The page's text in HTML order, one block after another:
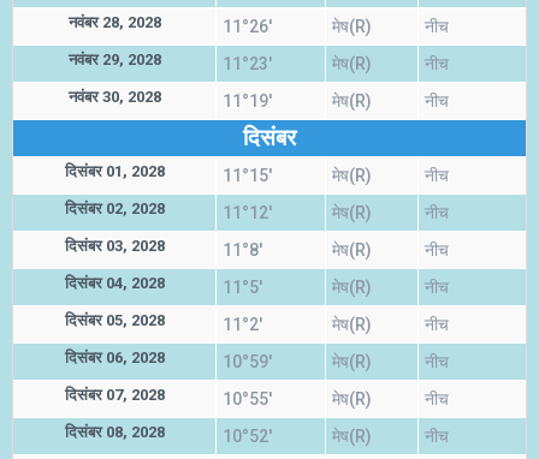
नवंबर 28, 2028 11°26' मेष(R) नीच
नवंबर 29, 2028 11°23' मेष(R) नीच
नवंबर 30, 2028 11°19' मेष(R) नीच
दिसंबर
दिसंबर 01, 2028 11°15' मेष(R) नीच
दिसंबर 02, 2028 11°12' मेष(R) नीच
दिसंबर 03, 2028 11°8' मेष(R) नीच
दिसंबर 04, 2028 11°5' मेष(R) नीच
दिसंबर 05, 2028 11°2' मेष(R) नीच
दिसंबर 06, 2028 10°59' मेष(R) नीच
दिसंबर 07, 2028 10°55' मेष(R) नीच
दिसंबर 08, 2028 10°52' मेष(R) नीच